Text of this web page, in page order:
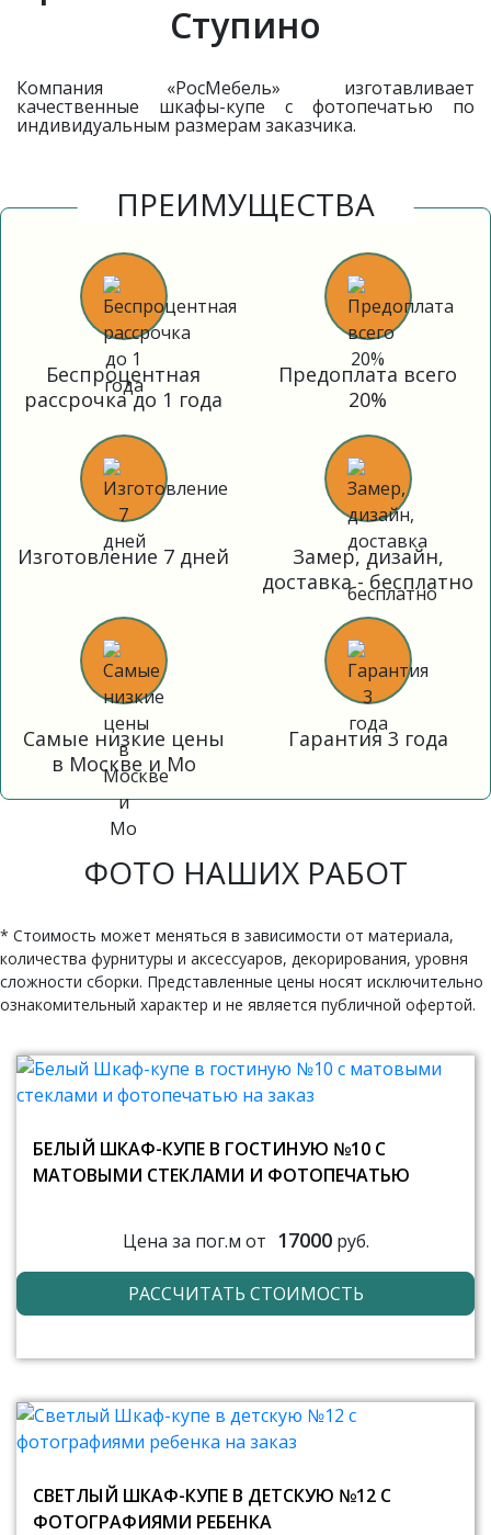
Ступино
Компания «РосМебель» изготавливает
качественные шкафы-купе с фотопечатью по
индивидуальным размерам заказчика.
ПРЕИМУЩЕСТВА
Беспроцентная
рассрочка до 1 года
Предоплата всего
20%
Изготовление 7 дней
Замер, дизайн,
доставка - бесплатно
Самые низкие цены
в Москве и Мо
Гарантия 3 года
ФОТО НАШИХ РАБОТ
* Стоимость может меняться в зависимости от материала,
количества фурнитуры и аксессуаров, декорирования, уровня
сложности сборки. Представленные цены носят исключительно
ознакомительный характер и не является публичной офертой.
БЕЛЫЙ ШКАФ-КУПЕ В ГОСТИНУЮ №10 С
МАТОВЫМИ СТЕКЛАМИ И ФОТОПЕЧАТЬЮ
Цена за пог.м от 17000руб.
РАССЧИТАТЬ СТОИМОСТЬ
СВЕТЛЫЙ ШКАФ-КУПЕ В ДЕТСКУЮ №12 С
ФОТОГРАФИЯМИ РЕБЕНКА